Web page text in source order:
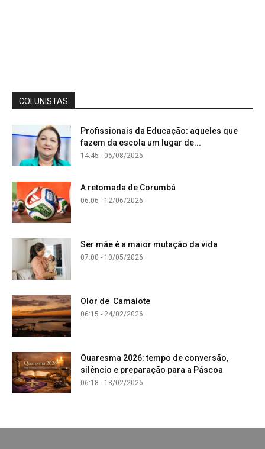
COLUNISTAS
Profissionais da Educação: aqueles que
fazem da escola um lugar de...
14:45 - 06/08/2026
A retomada de Corumbá
06:06 - 12/06/2026
Ser mãe é a maior mutação da vida
07:00 - 10/05/2026
Olor de Camalote
06:15 - 24/02/2026
Quaresma 2026: tempo de conversão,
silêncio e preparação para a Páscoa
06:18 - 18/02/2026